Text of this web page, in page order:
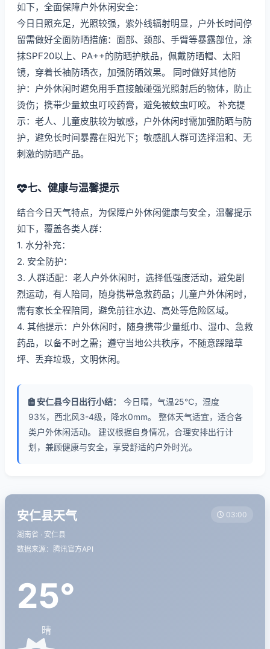
如下，全面保障户外休闲安全：
今日日照充足，光照较强，紫外线辐射明显，户外长时间停
留需做好全面防晒措施：面部、颈部、手臂等暴露部位，涂
抹SPF20以上、PA++的防晒护肤品，佩戴防晒帽、太阳
镜，穿着长袖防晒衣，加强防晒效果。 同时做好其他防
护：户外休闲时避免用手直接触碰强光照射后的物体，防止
烫伤；携带少量蚊虫叮咬药膏，避免被蚊虫叮咬。 补充提
示：老人、儿童皮肤较为敏感，户外休闲时需加强防晒与防
护，避免长时间暴露在阳光下；敏感肌人群可选择温和、无
刺激的防晒产品。
七、健康与温馨提示
结合今日天气特点，为保障户外休闲健康与安全，温馨提示
如下，覆盖各类人群：
1. 水分补充：
2. 安全防护：
3. 人群适配：老人户外休闲时，选择低强度活动，避免剧
烈运动，有人陪同，随身携带急救药品；儿童户外休闲时，
需有家长全程陪同，避免前往水边、高处等危险区域。
4. 其他提示：户外休闲时，随身携带少量纸巾、湿巾、急救
药品，以备不时之需；遵守当地公共秩序，不随意踩踏草
坪、丢弃垃圾，文明休闲。
安仁县今日出行小结：
今日晴，气温25℃，湿度
93%，西北风3-4级，降水0mm。 整体天气适宜，适合各
类户外休闲活动。 建议根据自身情况，合理安排出行计
划，兼顾健康与安全，享受舒适的户外时光。
安仁县天气
湖南省 · 安仁县
数据来源：腾讯官方API
03:00
25°
晴